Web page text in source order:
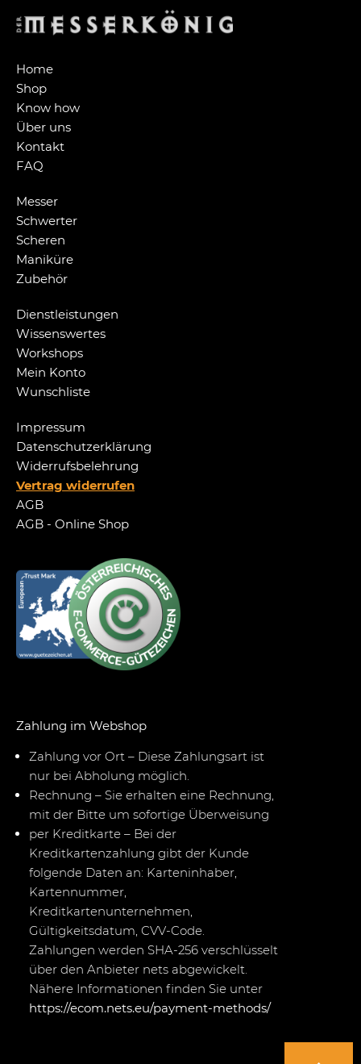
Home
Shop
Know how
Über uns
Kontakt
FAQ
Messer
Schwerter
Scheren
Maniküre
Zubehör
Dienstleistungen
Wissenswertes
Workshops
Mein Konto
Wunschliste
Impressum
Datenschutzerklärung
Widerrufsbelehrung
Vertrag widerrufen
AGB
AGB - Online Shop
Zahlung im Webshop
Zahlung vor Ort – Diese Zahlungsart ist
nur bei Abholung möglich.
Rechnung – Sie erhalten eine Rechnung,
mit der Bitte um sofortige Überweisung
per Kreditkarte – Bei der
Kreditkartenzahlung gibt der Kunde
folgende Daten an: Karteninhaber,
Kartennummer,
Kreditkartenunternehmen,
Gültigkeitsdatum, CVV-Code.
Zahlungen werden SHA-256 verschlüsselt
über den Anbieter nets abgewickelt.
Nähere Informationen finden Sie unter
https://ecom.nets.eu/payment-methods/